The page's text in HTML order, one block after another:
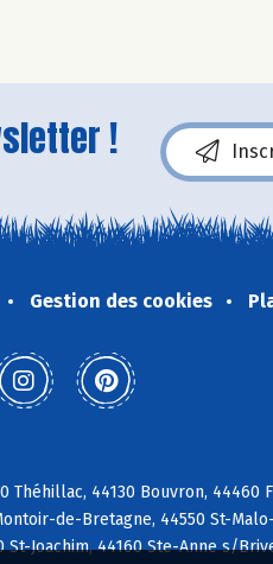
!
Gestion des cookies
Théhillac, 44130 Bouvron,
de-Bretagne, 44550 St-
Joachim, 44160 Ste-Anne s/